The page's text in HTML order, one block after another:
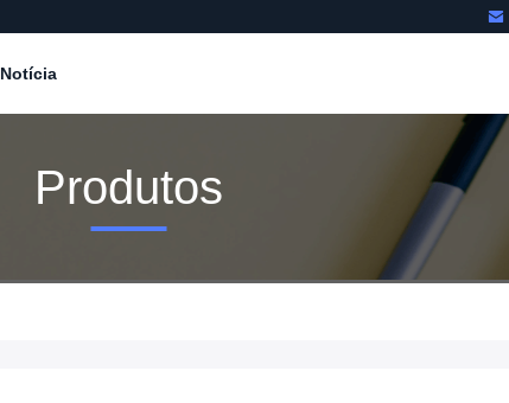
Notícia
Produtos